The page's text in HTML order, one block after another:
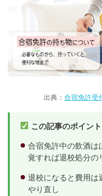
出典： 合宿免許受
この記事のポイント
合宿免許中の飲酒は
覚すれば退校処分の
退校になると費用は
やり直し